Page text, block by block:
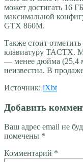
может достигать 16
максимальной
GTX 860M.
Также стоит отметить
клавиатуру TACTX.
— менее дюйма (25,4
неизвестна. В
Источник: iХbt
Добавить
Ваш адрес email не
помечены *
Комментарий *